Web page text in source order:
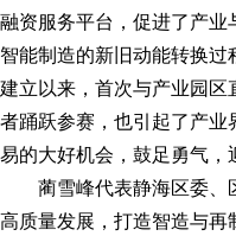
融资服务平台，促进了产
智能制造的新旧动能转换过
建立以来，首次与产业园
者踊跃参赛，也引起了产
易的大好机会，鼓足勇气
蔺雪峰代表静海区委、
高质量发展，打造智造与再